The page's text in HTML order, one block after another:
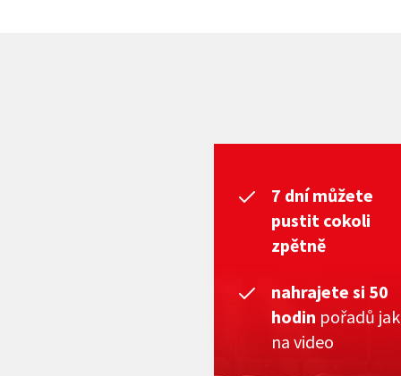
7 dní můžete
pustit cokoli
zpětně
nahrajete si 50
hodin pořadů
na video